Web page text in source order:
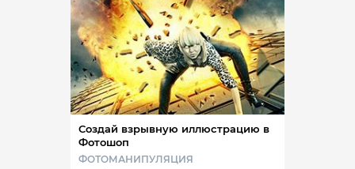
Создай взрывную иллюстрацию в
Фотошоп
ФОТОМАНИПУЛЯЦИЯ